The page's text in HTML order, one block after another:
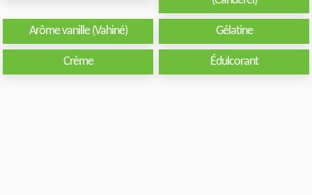
Arôme vanille (Vahiné) Gélatine
Crème Édulcorant